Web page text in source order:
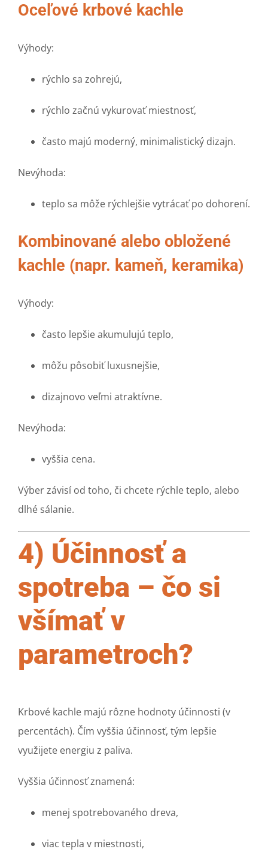
Oceľové krbové kachle
Výhody:
rýchlo sa zohrejú,
rýchlo začnú vykurovať miestnosť,
často majú moderný, minimalistický dizajn.
Nevýhoda:
teplo sa môže rýchlejšie vytrácať po dohorení.
Kombinované alebo obložené
kachle (napr. kameň, keramika)
Výhody:
často lepšie akumulujú teplo,
môžu pôsobiť luxusnejšie,
dizajnovo veľmi atraktívne.
Nevýhoda:
vyššia cena.
Výber závisí od toho, či chcete rýchle teplo, alebo
dlhé sálanie.
4) Účinnosť a
spotreba – čo si
všímať v
parametroch?
Krbové kachle majú rôzne hodnoty účinnosti (v
percentách). Čím vyššia účinnosť, tým lepšie
využijete energiu z paliva.
Vyššia účinnosť znamená:
menej spotrebovaného dreva,
viac tepla v miestnosti,